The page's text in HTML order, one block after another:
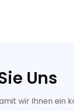
Uns
wir Ihnen